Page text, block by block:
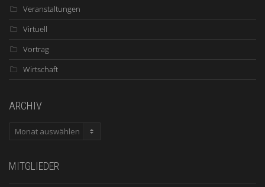
Veranstaltungen
Virtuell
Vortrag
Wirtschaft
ARCHIV
ARCHIV
MITGLIEDER